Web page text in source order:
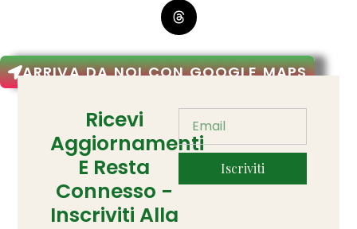
ARRIVA DA NOI CON GOOGLE MAPS
Ricevi
Aggiornamenti
E Resta
Connesso -
Inscriviti Alla
Iscriviti